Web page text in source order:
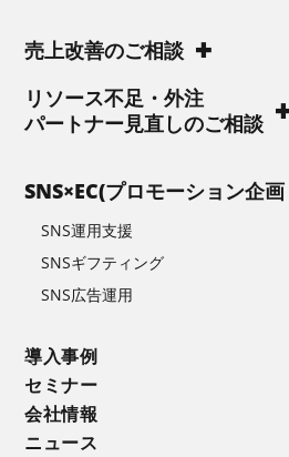
売上改善のご相談
リソース不足・外注
パートナー見直しのご相談
SNS×EC(プロモーション企
SNS運用支援
SNSギフティング
SNS広告運用
導入事例
セミナー
会社情報
ニュース